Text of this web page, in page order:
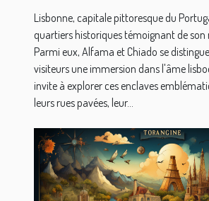
Lisbonne, capitale pittoresque du
quartiers historiques témoignant de son
Parmi eux, Alfama et Chiado se
visiteurs une immersion dans l'âme
invite à explorer ces enclaves
leurs rues pavées, leur...